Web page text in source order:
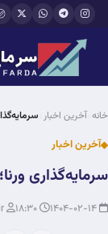
رفتن به محتوای اصلی
خانه آخرین اخبار
آخرین اخبار
سرمایه‌گذاری